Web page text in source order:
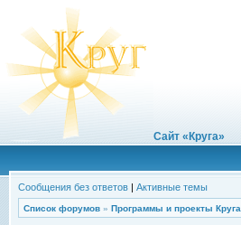
Сайт «Круга»
Сообщения без ответов | Активные темы
Список форумов » Программы и проекты Круга